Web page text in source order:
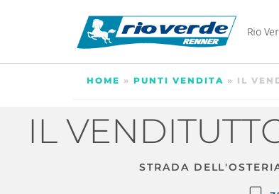
Rio
HOME » PUNTI VENDITA » IL
IL
STRADA